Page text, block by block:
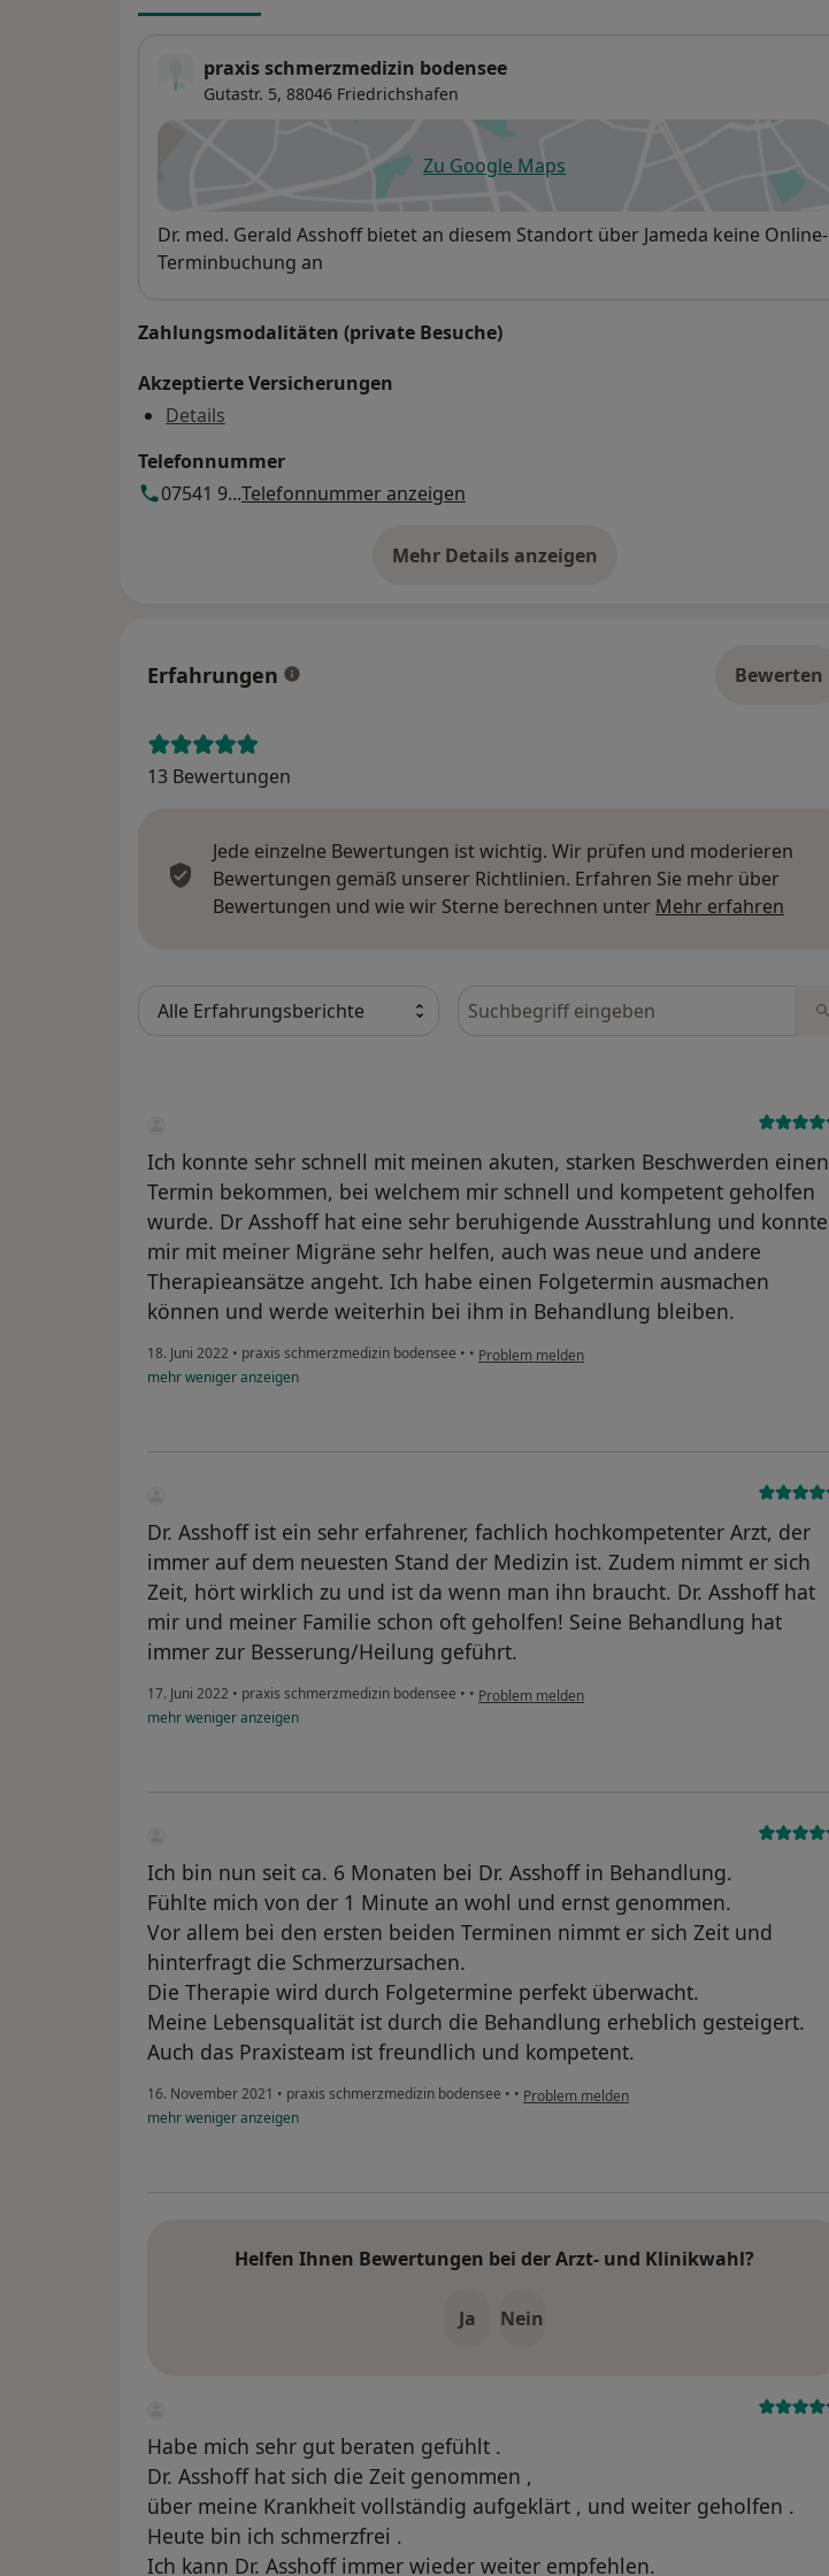
praxis schmerzmedizin bodensee
Gutastr. 5, 88046 Friedrichshafen
Zu Google Mapsöffnet in einer neuen Registerkarte
Verfügbarkeit
Dr. med. Gerald Asshoff bietet an diesem Standort über Jameda keine Online-
Terminbuchung an
Zahlungsmodalitäten (private Besuche)
Akzeptierte Versicherungen
Details
Telefonnummer
07541 9...Telefonnummer anzeigen
Mehr Details anzeigen
über die Adresse
Erfahrungen Bewerten
13 Bewertungen
Jede einzelne Bewertungen ist wichtig. Wir prüfen und moderieren
Bewertungen gemäß unserer Richtlinien. Erfahren Sie mehr über
Bewertungen und wie wir Sterne berechnen unter Mehr erfahren
Bewertungen durchsuchen
Ich konnte sehr schnell mit meinen akuten, starken Beschwerden einen
Termin bekommen, bei welchem mir schnell und kompetent geholfen
wurde. Dr Asshoff hat eine sehr beruhigende Ausstrahlung und konnte
mir mit meiner Migräne sehr helfen, auch was neue und andere
Therapieansätze angeht. Ich habe einen Folgetermin ausmachen
können und werde weiterhin bei ihm in Behandlung bleiben.
18. Juni 2022 • praxis schmerzmedizin bodensee • • Problem melden
mehrwenigeranzeigen
Dr. Asshoff ist ein sehr erfahrener, fachlich hochkompetenter Arzt, der
immer auf dem neuesten Stand der Medizin ist. Zudem nimmt er sich
Zeit, hört wirklich zu und ist da wenn man ihn braucht. Dr. Asshoff hat
mir und meiner Familie schon oft geholfen! Seine Behandlung hat
immer zur Besserung/Heilung geführt.
17. Juni 2022 • praxis schmerzmedizin bodensee • • Problem melden
mehrwenigeranzeigen
Ich bin nun seit ca. 6 Monaten bei Dr. Asshoff in Behandlung.
Fühlte mich von der 1 Minute an wohl und ernst genommen.
Vor allem bei den ersten beiden Terminen nimmt er sich Zeit und
hinterfragt die Schmerzursachen.
Die Therapie wird durch Folgetermine perfekt überwacht.
Meine Lebensqualität ist durch die Behandlung erheblich gesteigert.
Auch das Praxisteam ist freundlich und kompetent.
16. November 2021 • praxis schmerzmedizin bodensee • • Problem melden
mehrwenigeranzeigen
Helfen Ihnen Bewertungen bei der Arzt- und Klinikwahl?
Ja Nein
Habe mich sehr gut beraten gefühlt .
Dr. Asshoff hat sich die Zeit genommen ,
über meine Krankheit vollständig aufgeklärt , und weiter geholfen .
Heute bin ich schmerzfrei .
Ich kann Dr. Asshoff immer wieder weiter empfehlen.